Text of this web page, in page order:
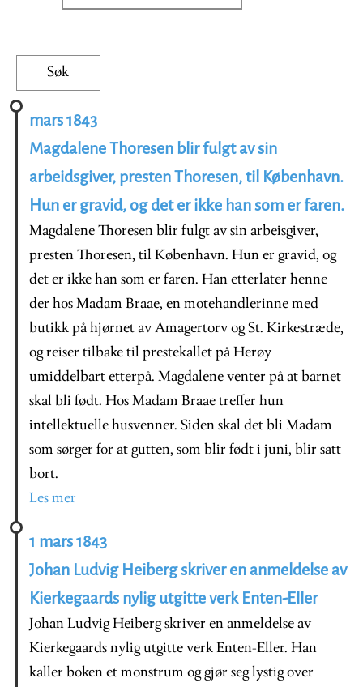
mars 1843
Magdalene Thoresen blir fulgt av sin
arbeidsgiver, presten Thoresen, til København.
Hun er gravid, og det er ikke han som er faren.
Magdalene Thoresen blir fulgt av sin arbeisgiver,
presten Thoresen, til København. Hun er gravid, og
det er ikke han som er faren. Han etterlater henne
der hos Madam Braae, en motehandlerinne med
butikk på hjørnet av Amagertorv og St. Kirkestræde,
og reiser tilbake til prestekallet på Herøy
umiddelbart etterpå. Magdalene venter på at barnet
skal bli født. Hos Madam Braae treffer hun
intellektuelle husvenner. Siden skal det bli Madam
som sørger for at gutten, som blir født i juni, blir satt
bort.
Les mer
1 mars 1843
Johan Ludvig Heiberg skriver en anmeldelse av
Kierkegaards nylig utgitte verk Enten-Eller
Johan Ludvig Heiberg skriver en anmeldelse av
Kierkegaards nylig utgitte verk Enten-Eller. Han
kaller boken et monstrum og gjør seg lystig over